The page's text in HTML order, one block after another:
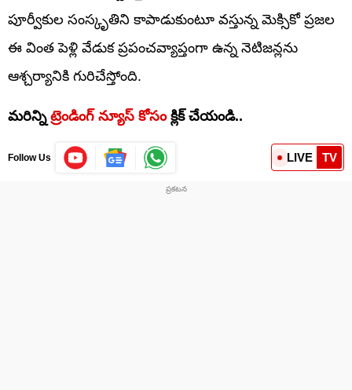
పూర్వీకుల సంస్కృతిని కాపాడుకుంటూ వస్తున్న మెక్సికో ప్రజల
ఈ వింత పెళ్లి వేడుక ప్రపంచవ్యాప్తంగా ఉన్న నెటిజన్లను
ఆశ్చర్యానికి గురిచేస్తోంది.
మరిన్నిట్రెండింగ్ న్యూస్ కోసంక్లిక్ చేయండి..
Follow Us LIVE TV